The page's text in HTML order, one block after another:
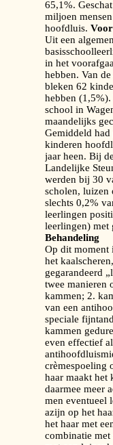
65,1%.
miljoen
hoofdluis.
Uit een
in het
hebben. Van
bleken 62
hebben
school in
maandelijks
Gemiddeld had
kinderen
jaar heen. Bij
Landelijke
werden bij 30
scholen, luizen
slechts 0,2%
leerlingen
leerlingen) met
Behandeling
Op dit moment
het
gegarandeerd
twee manieren
kammen; 2.
van een
speciale
kammen
even effectief
crèmespoeling
haar maakt het
daarmee meer
men eventueel
azijn op het
het haar met
combinatie